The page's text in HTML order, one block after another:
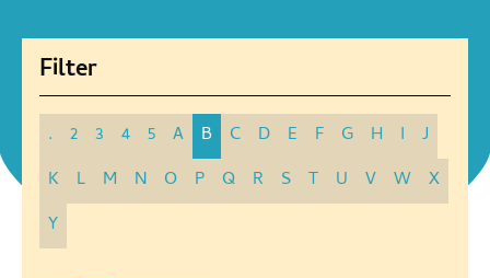
. 2 3 4 5 A B C D E F G H I
J
K
L M N O P Q R S T U V W
X
Y